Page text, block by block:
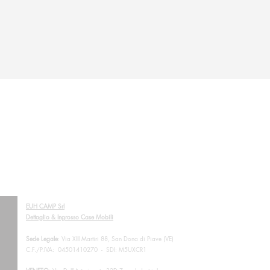
EUH CAMP Srl
Dettaglio & Ingrosso Case Mobili
Sede Legale: Via XIII Martiri 88, San Dona di Piave (VE)
C.F./P.IVA: 04501410270 - SDI: M5UXCR1